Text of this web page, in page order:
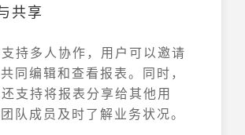
共享
持多人协作，用户可以邀请
同编辑和查看报表。同时，
支持将报表分享给其他用
队成员及时了解业务状况。